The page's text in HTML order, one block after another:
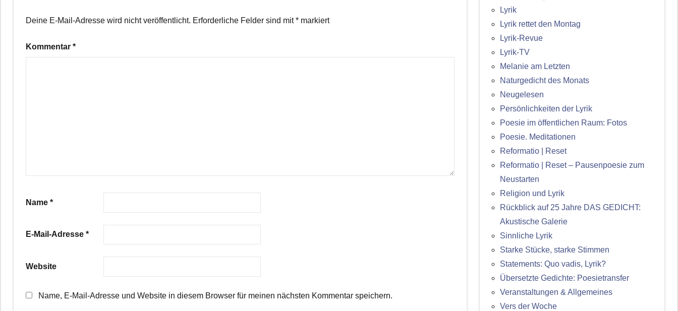
Deine E-Mail-Adresse wird nicht veröffentlicht. Erforderliche Felder sind mit* markiert
Kommentar *
Name *
E-Mail-Adresse *
Website
Name, E-Mail-Adresse und Website in diesem Browser für meinen nächsten Kommentar speichern.
Lyrik
Lyrik rettet den Montag
Lyrik-Revue
Lyrik-TV
Melanie am Letzten
Naturgedicht des Monats
Neugelesen
Persönlichkeiten der Lyrik
Poesie im öffentlichen Raum: Fotos
Poesie. Meditationen
Reformatio | Reset
Reformatio | Reset – Pausenpoesie zum
Neustarten
Religion und Lyrik
Rückblick auf 25 Jahre DAS GEDICHT:
Akustische Galerie
Sinnliche Lyrik
Starke Stücke, starke Stimmen
Statements: Quo vadis, Lyrik?
Übersetzte Gedichte: Poesietransfer
Veranstaltungen & Allgemeines
Vers der Woche